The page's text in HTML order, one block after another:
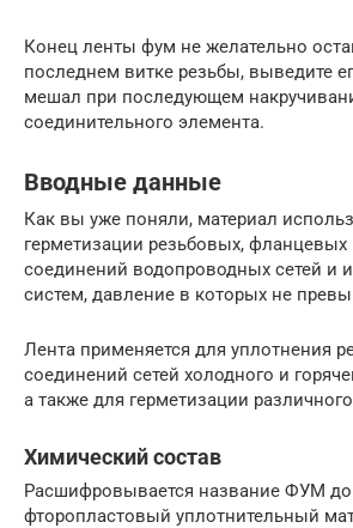
Конец ленты фум не желательно
последнем витке резьбы, выведите
мешал при последующем
соединительного элемента.
Вводные данные
Как вы уже поняли, материал
герметизации резьбовых,
соединений водопроводных сетей и
систем, давление в которых не
Лента применяется для уплотнения
соединений сетей холодного и
а также для герметизации
Химический состав
Расшифровывается название ФУМ
фторопластовый уплотнительный